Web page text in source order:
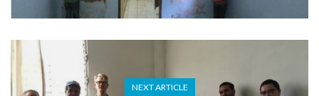
NEXT ARTICLE